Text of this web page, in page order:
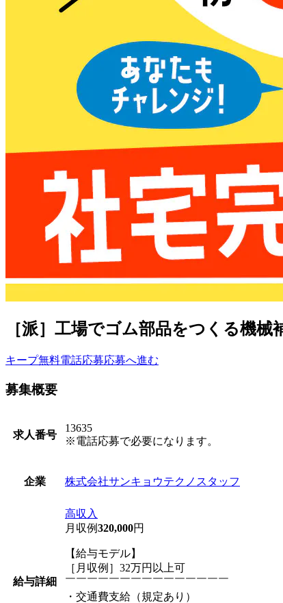
［派］工場でゴム部品をつくる機械
キープ無料電話応募応募へ進む
募集概要
求人番号
13635
※電話応募で必要になります。
企業 株式会社サンキョウテクノスタッフ
給与詳細
高収入
月収例320,000円
【給与モデル】
［月収例］32万円以上可
￣￣￣￣￣￣￣￣￣￣￣￣￣￣￣
・交通費支給（規定あり）